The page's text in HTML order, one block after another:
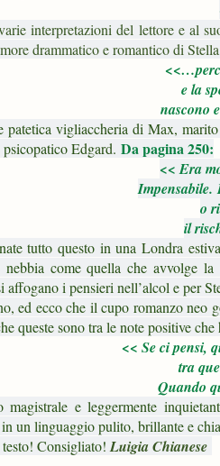
interpretazioni del lettore e al
drammatico e romantico di
e la
nascono
patetica vigliaccheria di Max,
psicopatico Edgard. Da pagina 250:
<< Era
Impensabile.
o
il
tutto questo in una Londra
nebbia come quella che avvolge
affogano i pensieri nell’alcol e per
ed ecco che il cupo romanzo neo
queste sono tra le note positive
<< Se ci pensi,
tra
Quando
magistrale e leggermente
un linguaggio pulito, brillante e
Consigliato! Luigia Chianese